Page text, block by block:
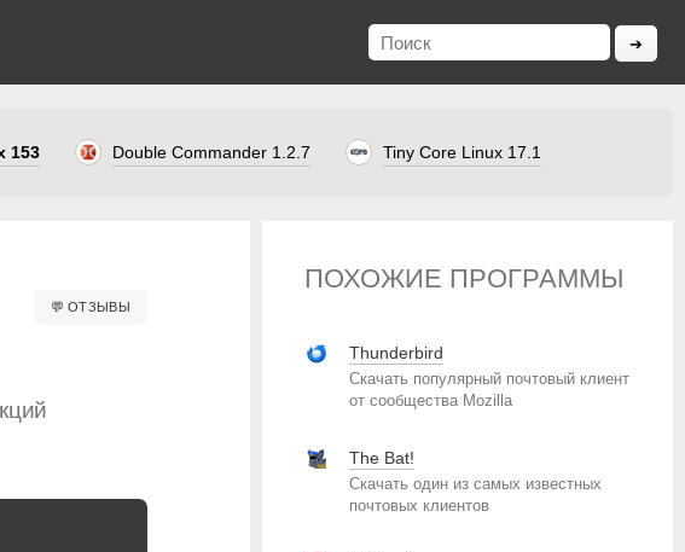
153 Double Commander 1.2.7 Tiny Core Linux 17.1
💬ОТЗЫВЫ
ПОХОЖИЕ ПРОГРАММЫ
Thunderbird
Скачать популярный почтовый клиент
от сообщества Mozilla
The Bat!
Скачать один из самых известных
почтовых клиентов